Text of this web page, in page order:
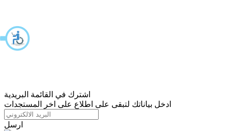
اشترك في القائمة البريدية
ادخل بياناتك لتبقى على اطلاع على اخر المستجدات
ارسل